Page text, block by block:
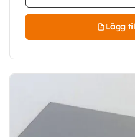
Lägg